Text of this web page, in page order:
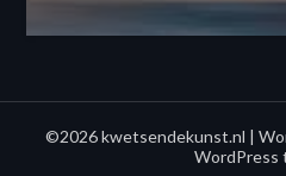
©2026 kwetsendekunst.nl |
WordPress